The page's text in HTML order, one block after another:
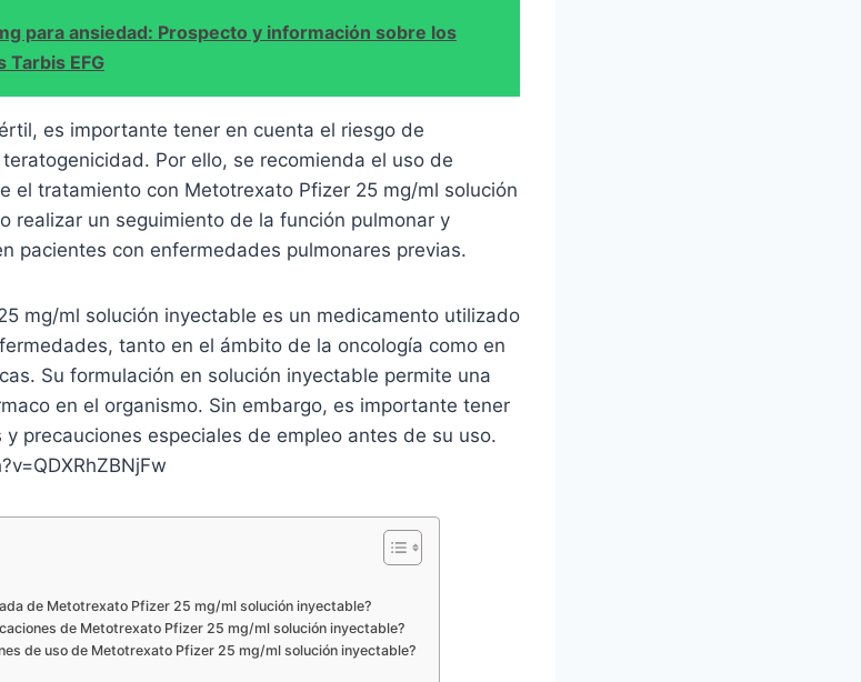
para ansiedad: Prospecto y información sobre los
EFG
es importante tener en cuenta el riesgo de
Por ello, se recomienda el uso de
el tratamiento con Metotrexato Pfizer 25 mg/ml solución
realizar un seguimiento de la función pulmonar y
pacientes con enfermedades pulmonares previas.
mg/ml solución inyectable es un medicamento utilizado
tanto en el ámbito de la oncología como en
Su formulación en solución inyectable permite una
en el organismo. Sin embargo, es importante tener
precauciones especiales de empleo antes de su uso.
de Metotrexato Pfizer 25 mg/ml solución inyectable?
de Metotrexato Pfizer 25 mg/ml solución inyectable?
de uso de Metotrexato Pfizer 25 mg/ml solución inyectable?